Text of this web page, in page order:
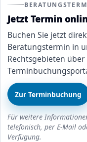
Jetzt Termin
Buchen Sie jetzt
Beratungstermin in
Rechtsgebieten
Zur Terminbuchung
Für weitere
telefonisch, per E-Mail
Verfügung.